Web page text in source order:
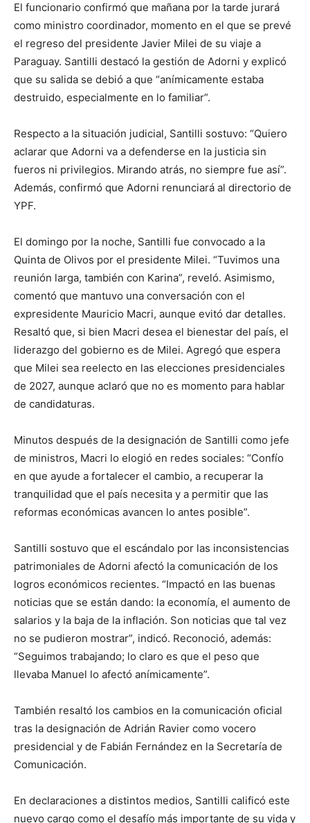
El funcionario confirmó que mañana por la tarde jurará
como ministro coordinador, momento en el que se prevé
el regreso del presidente Javier Milei de su viaje a
Paraguay. Santilli destacó la gestión de Adorni y explicó
que su salida se debió a que “anímicamente estaba
destruido, especialmente en lo familiar”.
Respecto a la situación judicial, Santilli sostuvo: “Quiero
aclarar que Adorni va a defenderse en la justicia sin
fueros ni privilegios. Mirando atrás, no siempre fue así”.
Además, confirmó que Adorni renunciará al directorio de
YPF.
El domingo por la noche, Santilli fue convocado a la
Quinta de Olivos por el presidente Milei. “Tuvimos una
reunión larga, también con Karina”, reveló. Asimismo,
comentó que mantuvo una conversación con el
expresidente Mauricio Macri, aunque evitó dar detalles.
Resaltó que, si bien Macri desea el bienestar del país, el
liderazgo del gobierno es de Milei. Agregó que espera
que Milei sea reelecto en las elecciones presidenciales
de 2027, aunque aclaró que no es momento para hablar
de candidaturas.
Minutos después de la designación de Santilli como jefe
de ministros, Macri lo elogió en redes sociales: “Confío
en que ayude a fortalecer el cambio, a recuperar la
tranquilidad que el país necesita y a permitir que las
reformas económicas avancen lo antes posible”.
Santilli sostuvo que el escándalo por las inconsistencias
patrimoniales de Adorni afectó la comunicación de los
logros económicos recientes. “Impactó en las buenas
noticias que se están dando: la economía, el aumento de
salarios y la baja de la inflación. Son noticias que tal vez
no se pudieron mostrar”, indicó. Reconoció, además:
“Seguimos trabajando; lo claro es que el peso que
llevaba Manuel lo afectó anímicamente”.
También resaltó los cambios en la comunicación oficial
tras la designación de Adrián Ravier como vocero
presidencial y de Fabián Fernández en la Secretaría de
Comunicación.
En declaraciones a distintos medios, Santilli calificó este
nuevo cargo como el desafío más importante de su vida y